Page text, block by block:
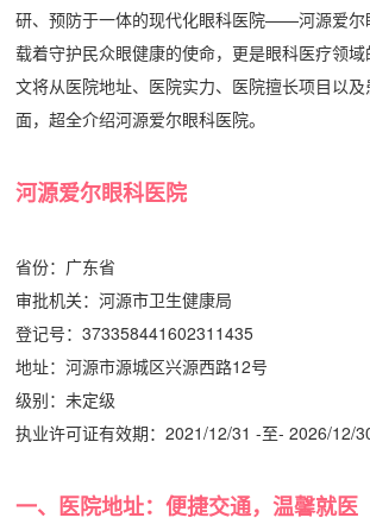
研、预防于一体的现代化眼科医院——河源爱尔
载着守护民众眼健康的使命，更是眼科医疗领
文将从医院地址、医院实力、医院擅长项目以
面，超全介绍河源爱尔眼科医院。
河源爱尔眼科医院
省份： 广东省
审批机关：河源市卫生健康局
登记号：373358441602311435
地址：河源市源城区兴源西路12号
级别：未定级
执业许可证有效期：2021/12/31 -至- 2026/12/
一、医院地址：便捷交通，温馨就医